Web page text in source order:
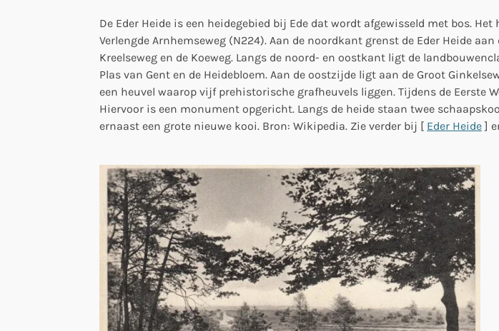
De Eder Heide is een heidegebied bij Ede dat wordt afgewisseld met bos.
Verlengde Arnhemseweg (N224). Aan de noordkant grenst de Eder Heide
Kreelseweg en de Koeweg. Langs de noord- en oostkant ligt de
Plas van Gent en de Heidebloem. Aan de oostzijde ligt aan de Groot
een heuvel waarop vijf prehistorische grafheuvels liggen. Tijdens de Eerste
Hiervoor is een monument opgericht. Langs de heide staan twee
ernaast een grote nieuwe kooi. Bron: Wikipedia. Zie verder bij [ Eder Heide]